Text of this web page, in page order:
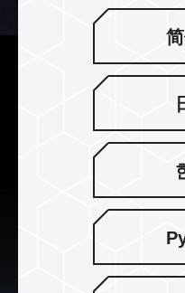
效能提升 游
支持智慧 SLC 快取演
盘 4 倍的高速传输速